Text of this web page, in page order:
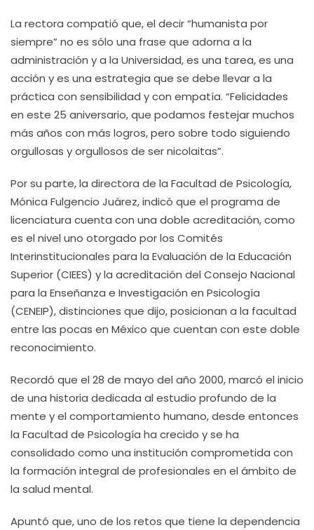
La rectora compatió que, el decir “humanista por
siempre” no es sólo una frase que adorna a la
administración y a la Universidad, es una tarea, es una
acción y es una estrategia que se debe llevar a la
práctica con sensibilidad y con empatía. “Felicidades
en este 25 aniversario, que podamos festejar muchos
más años con más logros, pero sobre todo siguiendo
orgullosas y orgullosos de ser nicolaitas”.
Por su parte, la directora de la Facultad de Psicología,
Mónica Fulgencio Juárez, indicó que el programa de
licenciatura cuenta con una doble acreditación, como
es el nivel uno otorgado por los Comités
Interinstitucionales para la Evaluación de la Educación
Superior (CIEES) y la acreditación del Consejo Nacional
para la Enseñanza e Investigación en Psicología
(CENEIP), distinciones que dijo, posicionan a la facultad
entre las pocas en México que cuentan con este doble
reconocimiento.
Recordó que el 28 de mayo del año 2000, marcó el inicio
de una historia dedicada al estudio profundo de la
mente y el comportamiento humano, desde entonces
la Facultad de Psicología ha crecido y se ha
consolidado como una institución comprometida con
la formación integral de profesionales en el ámbito de
la salud mental.
Apuntó que, uno de los retos que tiene la dependencia